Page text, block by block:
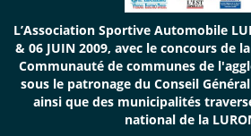
L’Association Sportive Automobile
& 06 JUIN 2009, avec le concours de
Communauté de communes de
sous le patronage du Conseil Général
ainsi que des municipalités
national de la